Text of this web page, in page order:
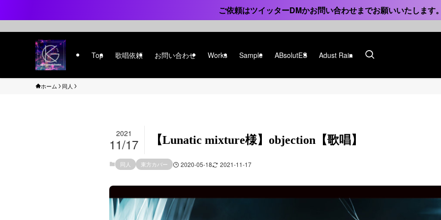
ご依頼はツイッターDMかお問い合わせまでお願いいたします
Top 歌唱依頼 お問い合わせ Works Sample ABsolutES Adust Rain
ホーム 同人
【Lunatic mixture様】objection【歌唱】
2021
11/17
同人 東方カバー 2020-05-18 2021-11-17